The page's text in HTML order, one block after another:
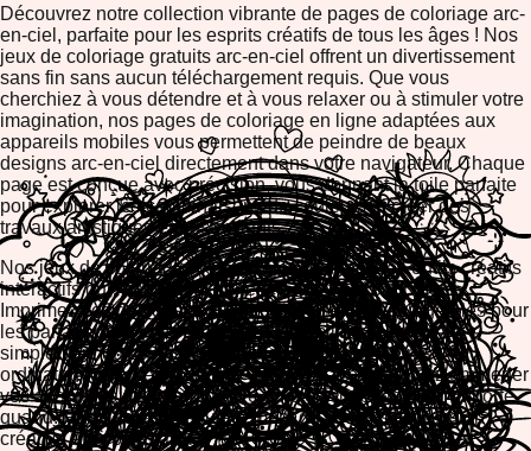
Découvrez notre collection vibrante de pages de coloriage arc-
en-ciel, parfaite pour les esprits créatifs de tous les âges ! Nos
jeux de coloriage gratuits arc-en-ciel offrent un divertissement
sans fin sans aucun téléchargement requis. Que vous
cherchiez à vous détendre et à vous relaxer ou à stimuler votre
imagination, nos pages de coloriage en ligne adaptées aux
appareils mobiles vous permettent de peindre de beaux
designs arc-en-ciel directement dans votre navigateur. Chaque
page est conçue avec précision, vous donnant la toile parfaite
pour explorer les combinaisons de couleurs et créer des
travaux artistiques époustouflants.
Nos jeux de coloriage arc-en-ciel présentent des outils créatifs
interactifs qui rendent l'expérience agréable pour tous.
Imprimez vos designs complétés préférés, téléchargez-les pour
les partager avec vos amis et votre famille, ou profitez
simplement du coloriage en ligne. Avec le support sur
ordinateur de bureau, mobile et tablette, vous pouvez emmener
vos aventures de coloriage arc-en-ciel n'importe où, n'importe
quand. Parfait pour le soulagement du stress, l'expression
créative et le pur plaisir !